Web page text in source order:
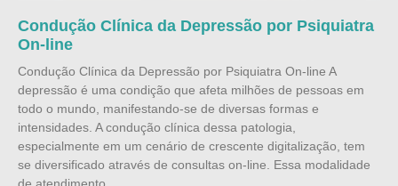
Condução Clínica da Depressão por Psiquiatra
On-line
Condução Clínica da Depressão por Psiquiatra On-line A
depressão é uma condição que afeta milhões de pessoas em
todo o mundo, manifestando-se de diversas formas e
intensidades. A condução clínica dessa patologia,
especialmente em um cenário de crescente digitalização, tem
se diversificado através de consultas on-line. Essa modalidade
de atendimento